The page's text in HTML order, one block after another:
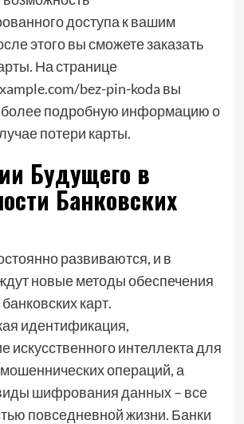
доступа к вашим
этого вы сможете заказать
На странице
bez-pin-koda вы
более подробную информацию о
потери карты.
Будущего в
Банковских
развиваются, и в
новые методы обеспечения
карт.
идентификация,
искусственного интеллекта для
операций, а
шифрования данных – все
повседневной жизни. Банки